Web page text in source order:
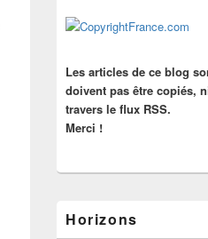
barre
latérale
Les articles de ce blog
doivent pas être copiés,
travers le flux RSS.
Merci !
Horizons